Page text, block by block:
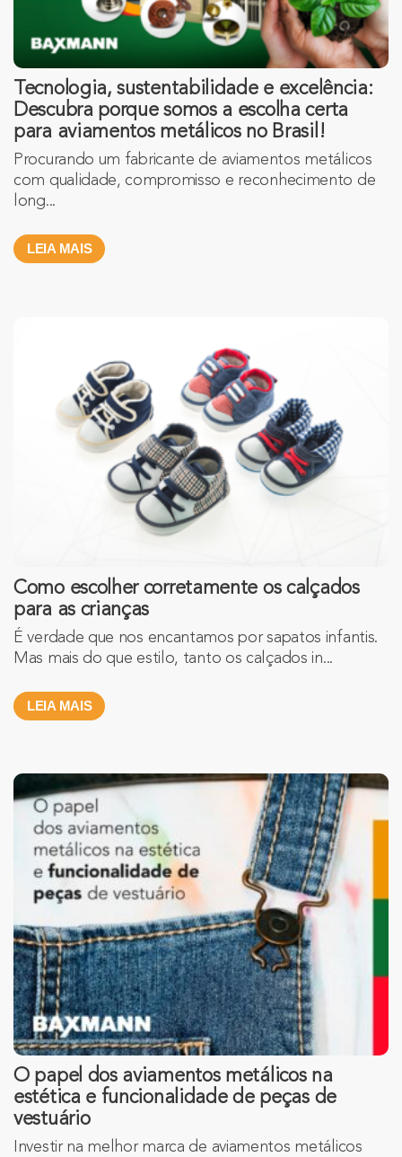
Tecnologia, sustentabilidade e excelência:
Descubra porque somos a escolha certa
para aviamentos metálicos no Brasil!
Procurando um fabricante de aviamentos metálicos
com qualidade, compromisso e reconhecimento de
long...
LEIA MAIS
Como escolher corretamente os calçados
para as crianças
É verdade que nos encantamos por sapatos infantis.
Mas mais do que estilo, tanto os calçados in...
LEIA MAIS
O papel dos aviamentos metálicos na
estética e funcionalidade de peças de
vestuário
Investir na melhor marca de aviamentos metálicos